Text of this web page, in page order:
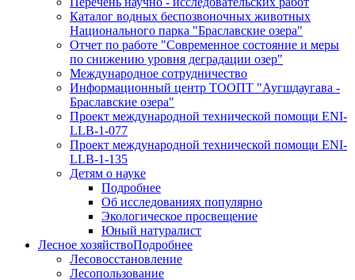
Каталог водных беспозвоночных животных
Национального парка "Браславские озера"
Отчет по работе "Современное состояние и меры
по снижению уровня деградации озер"
Международное сотрудничество
Информационный центр ТООПТ "Аугшдаугава -
Браславские озера"
Проект международной технической помощи ENI-
LLB-1-077
Проект международной технической помощи ENI-
LLB-1-135
Детям о науке
Подробнее
Об исследованиях популярно
Экологическое просвещение
Юный натуралист
Лесное хозяйствоПодробнее
Лесовосстановление
Лесопользование